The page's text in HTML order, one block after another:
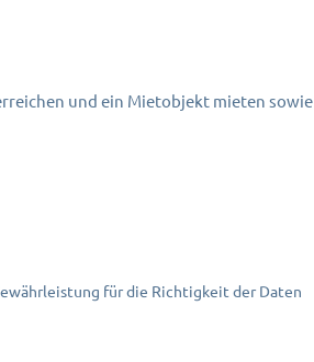
und ein Mietobjekt mieten sowie
für die Richtigkeit der Daten